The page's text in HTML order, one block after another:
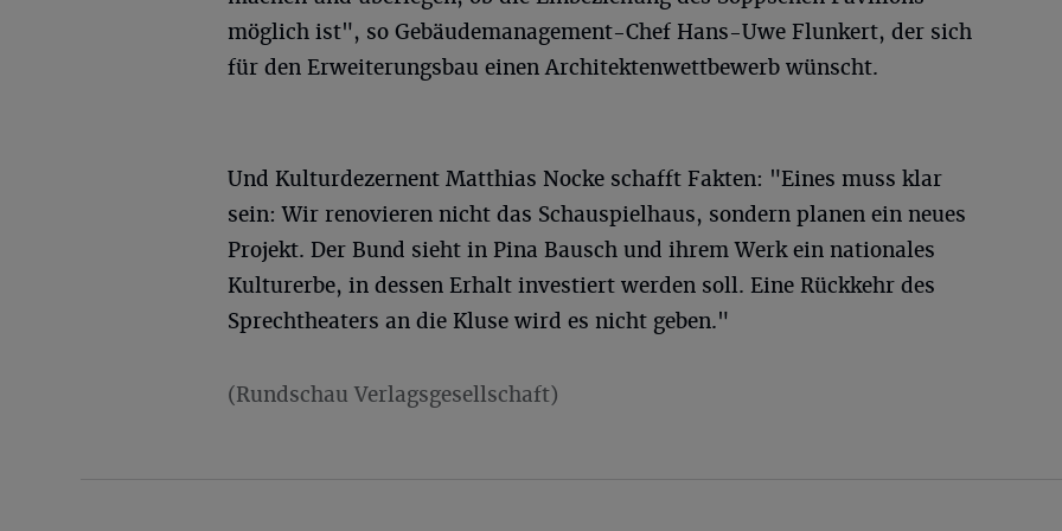
möglich ist", so Gebäudemanagement-Chef Hans-Uwe Flunkert, der sich
für den Erweiterungsbau einen Architektenwettbewerb wünscht.
Und Kulturdezernent Matthias Nocke schafft Fakten: "Eines muss klar
sein: Wir renovieren nicht das Schauspielhaus, sondern planen ein neues
Projekt. Der Bund sieht in Pina Bausch und ihrem Werk ein nationales
Kulturerbe, in dessen Erhalt investiert werden soll. Eine Rückkehr des
Sprechtheaters an die Kluse wird es nicht geben."
(Rundschau Verlagsgesellschaft)